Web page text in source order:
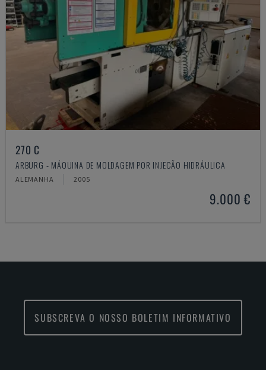
270 C
ARBURG - MÁQUINA DE MOLDAGEM POR INJEÇÃO HIDRÁULICA
ALEMANHA 2005
9.000 €
SUBSCREVA O NOSSO BOLETIM INFORMATIVO